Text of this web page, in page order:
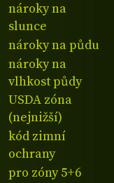
nároky na
slunce
nároky na půdu
nároky na
vlhkost půdy
USDA zóna
(nejnižší)
kód zimní
ochrany
pro zóny 5+6